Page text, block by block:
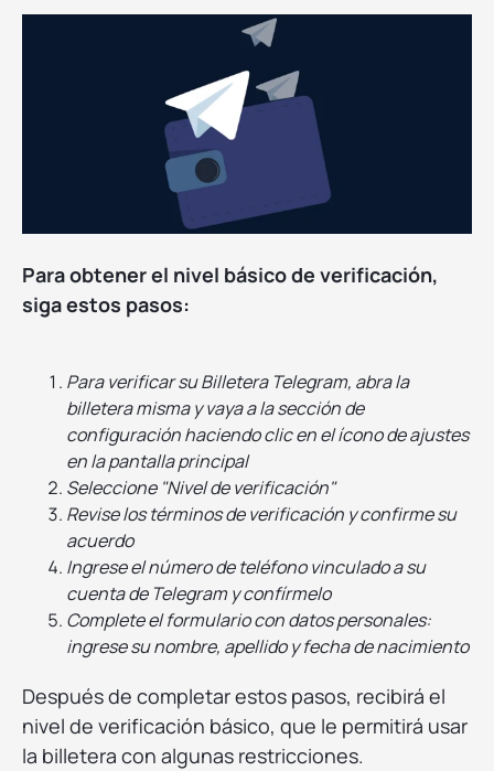
Para obtener el nivel básico de verificación,
siga estos pasos:
Para verificar su Billetera Telegram, abra la
billetera misma y vaya a la sección de
configuración haciendo clic en el ícono de ajustes
en la pantalla principal
Seleccione "Nivel de verificación"
Revise los términos de verificación y confirme su
acuerdo
Ingrese el número de teléfono vinculado a su
cuenta de Telegram y confírmelo
Complete el formulario con datos personales:
ingrese su nombre, apellido y fecha de nacimiento
Después de completar estos pasos, recibirá el
nivel de verificación básico, que le permitirá usar
la billetera con algunas restricciones.